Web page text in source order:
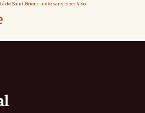
de Saint-Brieuc unité sans blocs Viso